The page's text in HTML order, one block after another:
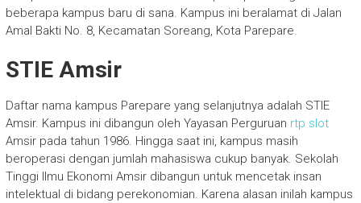
beberapa kampus baru di sana. Kampus ini beralamat di Jalan
Amal Bakti No. 8, Kecamatan Soreang, Kota Parepare.
STIE Amsir
Daftar nama kampus Parepare yang selanjutnya adalah STIE
Amsir. Kampus ini dibangun oleh Yayasan Perguruan rtp slot
Amsir pada tahun 1986. Hingga saat ini, kampus masih
beroperasi dengan jumlah mahasiswa cukup banyak. Sekolah
Tinggi Ilmu Ekonomi Amsir dibangun untuk mencetak insan
intelektual di bidang perekonomian. Karena alasan inilah kampus